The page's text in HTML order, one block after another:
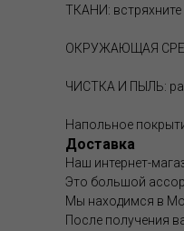
ТКАНИ: встряхните
ОКРУЖАЮЩАЯ
ЧИСТКА И ПЫЛЬ:
Напольное
Доставка
Наш интернет-
Это большой
Мы находимся в
После получения